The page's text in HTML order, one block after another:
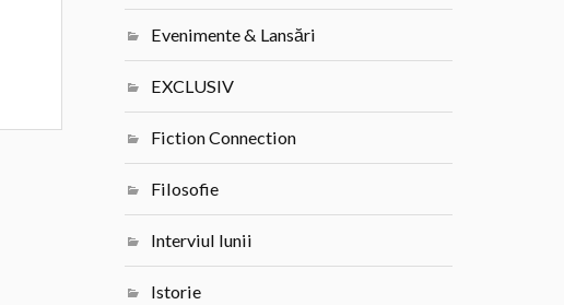
Evenimente & Lansări
EXCLUSIV
Fiction Connection
Filosofie
Interviul lunii
Istorie